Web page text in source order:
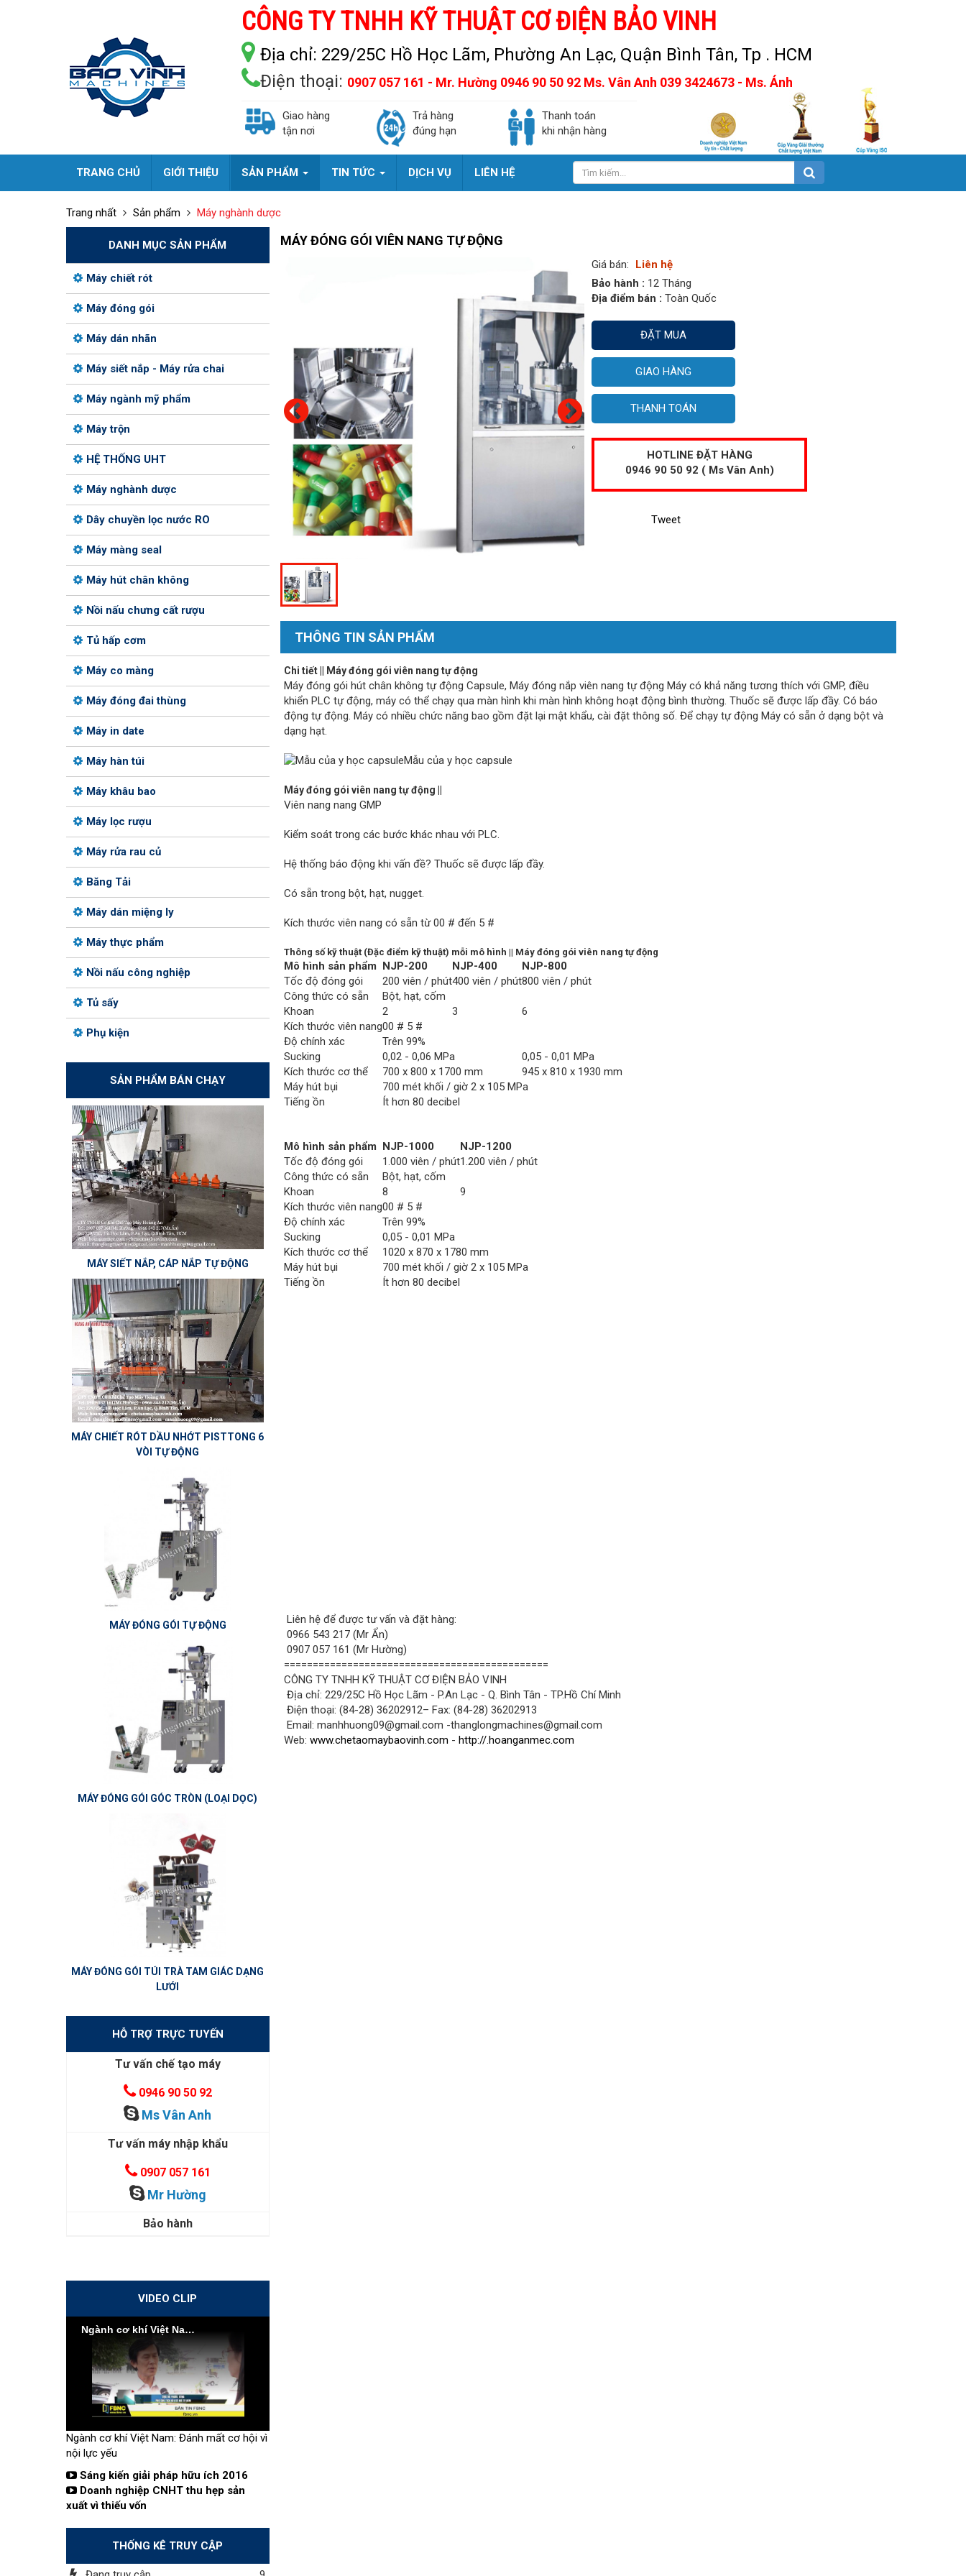
CÔNG TY TNHH KỸ THUẬT CƠ ĐIỆN BẢO VINH
Địa chỉ: 229/25C Hồ Học Lãm, Phường An Lạc, Quận Bình Tân, Tp . HCM
Điện thoại: 0907 057 161 - Mr. Hường 0946 90 50 92 Ms. Vân Anh 039 3424673 - Ms. Ánh
Giao hàng
tận nơi
Trả hàng
đúng hạn
Thanh toán
khi nhận hàng
TRANG CHỦ GIỚI THIỆU SẢN PHẨM TIN TỨC DỊCH VỤ LIÊN HỆ
Trang nhất Sản phẩm Máy nghành dược
MÁY ĐÓNG GÓI VIÊN NANG TỰ ĐỘNG
Giá bán:
Liên hệ
Bảo hành : 12 Tháng
Địa điểm bán : Toàn Quốc
ĐẶT MUA
GIAO HÀNG
THANH TOÁN
HOTLINE ĐẶT HÀNG
0946 90 50 92 ( Ms Vân Anh)
Tweet
THÔNG TIN SẢN PHẨM
Chi tiết || Máy đóng gói viên nang tự động
Máy đóng gói hút chân không tự động Capsule, Máy đóng nắp viên nang tự động Máy có khả năng tương thích với GMP, điều
khiển PLC tự động, máy có thể chạy qua màn hình khi màn hình không hoạt động bình thường. Thuốc sẽ được lấp đầy. Có báo
động tự động. Máy có nhiều chức năng bao gồm đặt lại mật khẩu, cài đặt thông số. Để chạy tự động Máy có sẵn ở dạng bột và
dạng hạt.
Mẫu của y học capsule
Máy đóng gói viên nang tự động ||
Viên nang nang GMP
Kiểm soát trong các bước khác nhau với PLC.
Hệ thống báo động khi vấn đề? Thuốc sẽ được lấp đầy.
Có sẵn trong bột, hạt, nugget.
Kích thước viên nang có sẵn từ 00 # đến 5 #
Thông số kỹ thuật (Đặc điểm kỹ thuật) mỗi mô hình || Máy đóng gói viên nang tự động
Mô hình sản phẩm NJP-200 NJP-400
NJP-800
Tốc độ đóng gói
200 viên / phút400 viên / phút800 viên / phút
Công thức có sẵn
Bột, hạt, cốm
Khoan
2 3
6
Kích thước viên nang00 # 5 #
Độ chính xác
Trên 99%
Sucking
0,02 - 0,06 MPa
0,05 - 0,01 MPa
Kích thước cơ thể
700 x 800 x 1700 mm
945 x 810 x 1930 mm
Máy hút bụi
700 mét khối / giờ 2 x 105 MPa
Tiếng ồn
Ít hơn 80 decibel
Mô hình sản phẩm NJP-1000
NJP-1200
Tốc độ đóng gói
1.000 viên / phút1.200 viên / phút
Công thức có sẵn
Bột, hạt, cốm
Khoan
8
9
Kích thước viên nang00 # 5 #
Độ chính xác
Trên 99%
Sucking
0,05 - 0,01 MPa
Kích thước cơ thể
1020 x 870 x 1780 mm
Máy hút bụi
700 mét khối / giờ 2 x 105 MPa
Tiếng ồn
Ít hơn 80 decibel
Liên hệ để được tư vấn và đặt hàng:
0966 543 217 (Mr Ẩn)
0907 057 161 (Mr Hường)
==============================================
CÔNG TY TNHH KỸ THUẬT CƠ ĐIỆN BẢO VINH
Địa chỉ: 229/25C Hồ Học Lãm - P.An Lạc - Q. Bình Tân - TP.Hồ Chí Minh
Điện thoại: (84-28) 36202912– Fax: (84-28) 36202913
Email: manhhuong09@gmail.com -thanglongmachines@gmail.com
Web: www.chetaomaybaovinh.com - http://.hoanganmec.com
DANH MỤC SẢN PHẨM
Máy chiết rót
Máy đóng gói
Máy dán nhãn
Máy siết nắp - Máy rửa chai
Máy ngành mỹ phẩm
Máy trộn
HỆ THỐNG UHT
Máy nghành dược
Dây chuyền lọc nước RO
Máy màng seal
Máy hút chân không
Nồi nấu chưng cất rượu
Tủ hấp cơm
Máy co màng
Máy đóng đai thùng
Máy in date
Máy hàn túi
Máy khâu bao
Máy lọc rượu
Máy rửa rau củ
Băng Tải
Máy dán miệng ly
Máy thực phẩm
Nồi nấu công nghiệp
Tủ sấy
Phụ kiện
SẢN PHẨM BÁN CHẠY
MÁY SIẾT NẮP, CÁP NẮP TỰ ĐỘNG
MÁY CHIẾT RÓT DẦU NHỚT PISTTONG 6
VÒI TỰ ĐỘNG
MÁY ĐÓNG GÓI TỰ ĐỘNG
MÁY ĐÓNG GÓI GÓC TRÒN (LOẠI DỌC)
MÁY ĐÓNG GÓI TÚI TRÀ TAM GIÁC DẠNG
LƯỚI
HỖ TRỢ TRỰC TUYẾN
Tư vấn chế tạo máy
0946 90 50 92
Ms Vân Anh
Tư vấn máy nhập khẩu
0907 057 161
Mr Hường
Bảo hành
VIDEO CLIP
Ngành cơ khí Việt Nam: Đánh mất cơ hội vì nội lực yếu
Ngành cơ khí Việt Nam: Đánh mất cơ hội vì
nội lực yếu
Sáng kiến giải pháp hữu ích 2016
Doanh nghiệp CNHT thu hẹp sản
xuất vì thiếu vốn
THỐNG KÊ TRUY CẬP